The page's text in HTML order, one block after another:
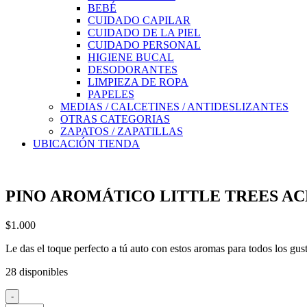
BEBÉ
CUIDADO CAPILAR
CUIDADO DE LA PIEL
CUIDADO PERSONAL
HIGIENE BUCAL
DESODORANTES
LIMPIEZA DE ROPA
PAPELES
MEDIAS / CALCETINES / ANTIDESLIZANTES
OTRAS CATEGORIAS
ZAPATOS / ZAPATILLAS
UBICACIÓN TIENDA
PINO AROMÁTICO LITTLE TREES
$1.000
Le das el toque perfecto a tú auto con estos aromas para todos los
28 disponibles
-